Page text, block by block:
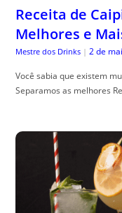
Receita de
Melhores e
Mestre dos Drinks | 2 de
Você sabia que existem
Separamos as melhores